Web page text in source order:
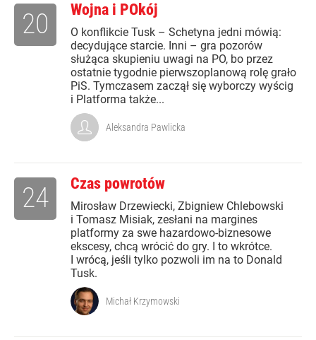
Wojna i POkój
O konflikcie Tusk – Schetyna jedni mówią:
decydujące starcie. Inni – gra pozorów
służąca skupieniu uwagi na PO, bo przez
ostatnie tygodnie pierwszoplanową rolę grało
PiS. Tymczasem zaczął się wyborczy wyścig
i Platforma także...
20
Aleksandra Pawlicka
Czas powrotów
Mirosław Drzewiecki, Zbigniew Chlebowski
i Tomasz Misiak, zesłani na margines
platformy za swe hazardowo-biznesowe
ekscesy, chcą wrócić do gry. I to wkrótce.
I wrócą, jeśli tylko pozwoli im na to Donald
Tusk.
24
Michał Krzymowski